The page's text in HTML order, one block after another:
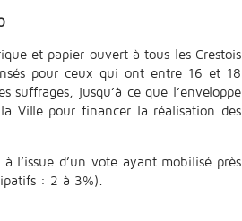
et papier ouvert à tous les Crestois
pour ceux qui ont entre 16 et 18
suffrages, jusqu’à ce que l’enveloppe
Ville pour financer la réalisation des
l’issue d’un vote ayant mobilisé près
: 2 à 3%).